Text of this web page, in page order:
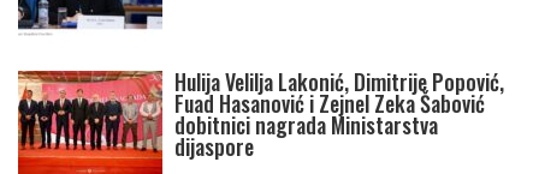
Hulija Velilja Lakonić, Dimitrije Popović,
Fuad Hasanović i Zejnel Zeka Šabović
dobitnici nagrada Ministarstva
dijaspore